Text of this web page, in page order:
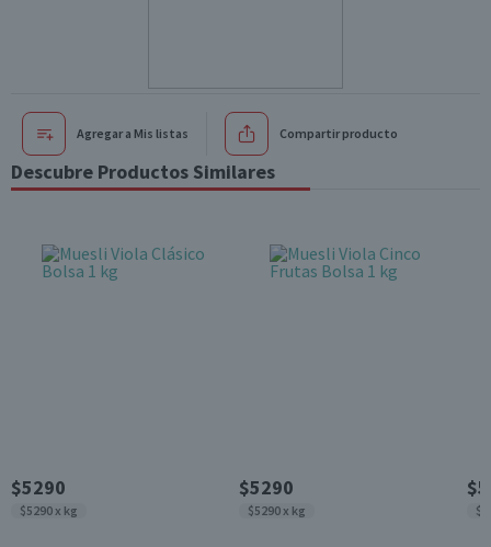
Agregar a Mis listas Compartir producto
Descubre Productos Similares
$5290
$5290 x kg
$5290
$5290 x kg